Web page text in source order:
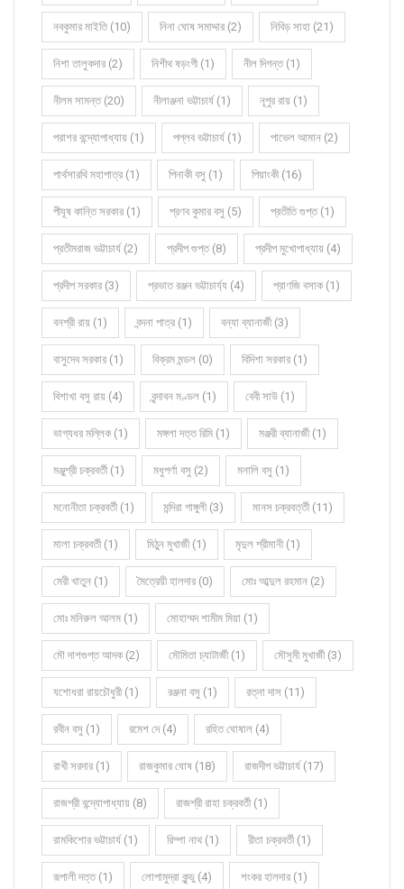
নবকুমার মাইতি (10) নিনা ঘোষ সমাদ্দার (2) নিবিড় সাহা (21)
নিশা তালুকদার (2) নিশীথ ষড়ংগী (1) নীল দিগন্ত (1)
নীলম সামন্ত (20) নীলাঞ্জনা ভট্টাচার্য (1) নূপুর রায় (1)
পরাশর বন্দ্যোপাধ্যায় (1) পল্লব ভট্টাচার্য (1) পাভেল আমান (2)
পার্থসারথি মহাপাত্র (1) পিনাকী বসু (1) পিয়াংকী (16)
পীযূষ কান্তি সরকার (1) প্রণব কুমার বসু (5) প্রতীতি গুপ্ত (1)
প্রতীমরাজ ভট্টাচার্য (2) প্রদীপ গুপ্ত (8) প্রদীপ মুখোপাধ্যায় (4)
প্রদীপ সরকার (3) প্রভাত রঞ্জন ভট্টাচার্য্য (4) প্রাণজি বসাক (1)
বনশ্রী রায় (1) বন্দনা পাত্র (1) বন্যা ব্যানার্জী (3)
বাসুদেব সরকার (1) বিক্রম মন্ডল (0) বিদিশা সরকার (1)
বিশাখা বসু রায় (4) বৃন্দাবন মণ্ডল (1) বেবী সাউ (1)
ভাগ্যধর মল্লিক (1) মঙ্গলা দত্ত রিমি (1) মঞ্জরী ব্যানার্জী (1)
মঞ্জুশ্রী চক্রবর্তী (1) মধুপর্ণা বসু (2) মনালি বসু (1)
মনোনীতা চক্রবর্তী (1) মন্দিরা গাঙ্গুলী (3) মানস চক্রবর্ত্তী (11)
মালা চক্রবর্তী (1) মিঠুন মুখার্জী (1) মৃদুল শ্রীমানী (1)
মেরী খাতুন (1) মৈত্রেয়ী হালদার (0) মোঃ আব্দুল রহমান (2)
মোঃ মনিরুল আলম (1) মোহাম্মদ শামীম মিয়া (1)
মৌ দাশগুপ্ত আদক (2) মৌমিতা চ্যাটার্জী (1) মৌসুমী মুখার্জী (3)
যশোধরা রায়চৌধুরী (1) রঞ্জনা বসু (1) রত্না দাস (11)
রবীন বসু (1) রমেশ দে (4) রহিত ঘোষাল (4)
রাখী সরদার (1) রাজকুমার ঘোষ (18) রাজদীপ ভট্টাচার্য (17)
রাজশ্রী বন্দ্যোপাধ্যায় (8) রাজশ্রী রাহা চক্রবর্তী (1)
রামকিশোর ভট্টাচার্য (1) রিম্পা নাথ (1) রীতা চক্রবর্তী (1)
রূপালী দত্ত (1) লোপামুদ্রা কুন্ডু (4) শংকর হালদার (1)